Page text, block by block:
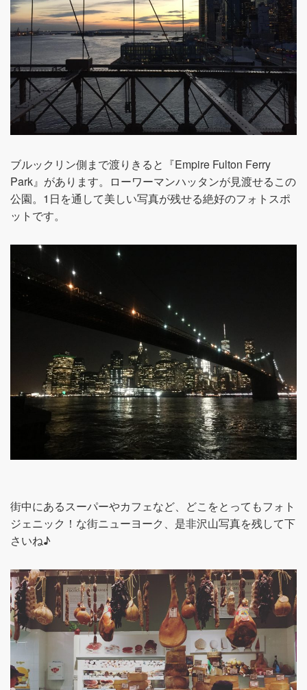
ブルックリン側まで渡りきると『Empire Fulton Ferry
Park』があります。ローワーマンハッタンが見渡せるこの
公園。1日を通して美しい写真が残せる絶好のフォトスポ
ットです。
街中にあるスーパーやカフェなど、どこをとってもフォト
ジェニック！な街ニューヨーク、是非沢山写真を残して下
さいね♪